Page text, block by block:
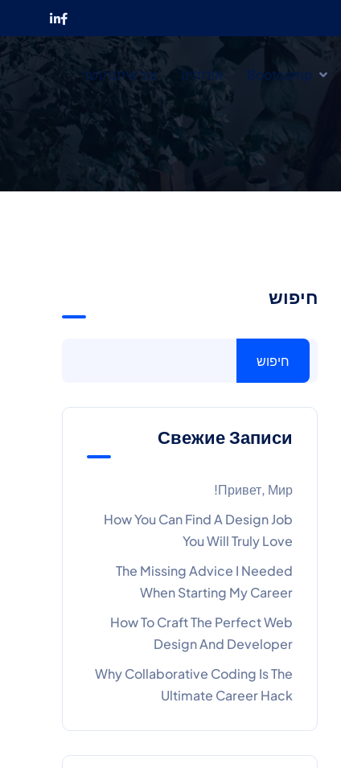
Bootcamp אודותינו צור איתנו קשר
חיפוש
חיפוש
Свежие Записи
Привет, Мир!
How You Can Find A Design Job
You Will Truly Love
The Missing Advice I Needed
When Starting My Career
How To Craft The Perfect Web
Design And Developer
Why Collaborative Coding Is The
Ultimate Career Hack